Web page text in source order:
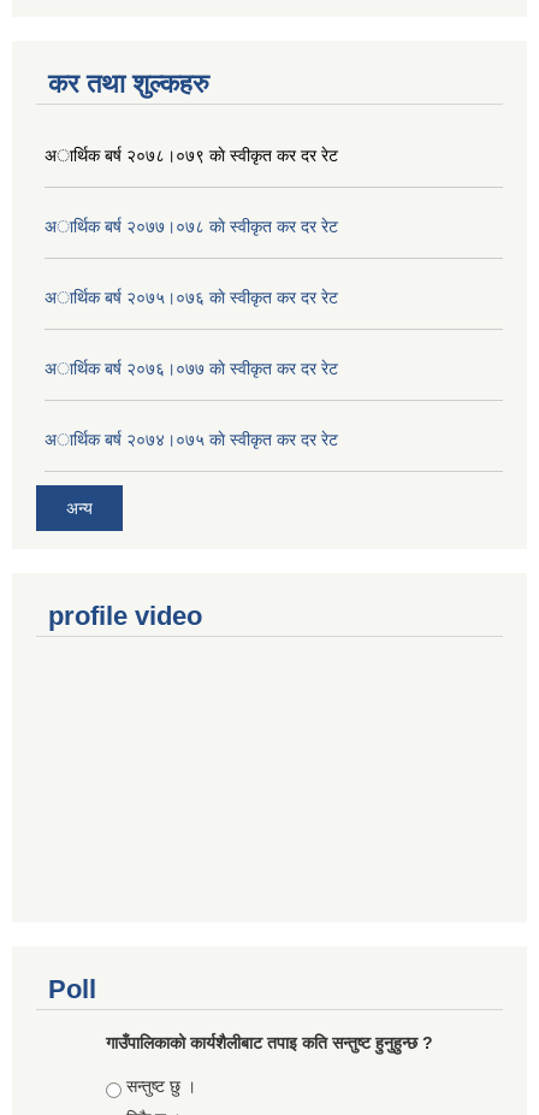
कर तथा शुल्कहरु
अार्थिक बर्ष २०७८।०७९ काे स्वीकृत कर दर रेट
अार्थिक बर्ष २०७७।०७८ काे स्वीकृत कर दर रेट
अार्थिक बर्ष २०७५।०७६ काे स्वीकृत कर दर रेट
अार्थिक बर्ष २०७६।०७७ काे स्वीकृत कर दर रेट
अार्थिक बर्ष २०७४।०७५ काे स्वीकृत कर दर रेट
अन्य
profile video
Poll
गाउँपालिकाको कार्यशैलीबाट तपाइ कति सन्तुष्ट हुनुहुन्छ ?
Choices
सन्तुष्ट छु ।